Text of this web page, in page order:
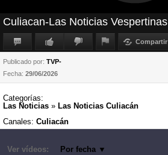
Culiacan-Las Noticias Vespertinas
Compartir
Publicado por: TVP-
Fecha: 29/06/2026
Categorías:
Las Noticias » Las Noticias Culiacán
Canales: Culiacán
Ver vídeos: Por fecha ▼